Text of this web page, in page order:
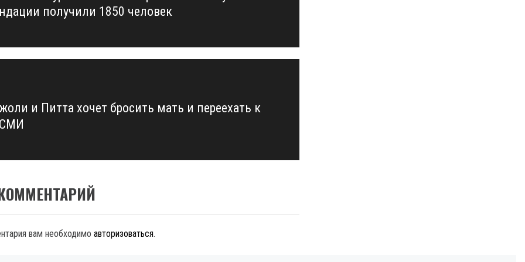
получили 1850 человек
и Питта хочет бросить мать и переехать к
вам необходимо авторизоваться.